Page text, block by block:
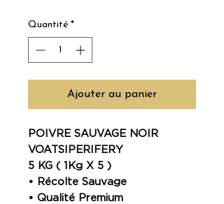
Quantité *
Ajouter au panier
POIVRE SAUVAGE NOIR
VOATSIPERIFERY
5 KG ( 1Kg X 5 )
• Récolte Sauvage
• Qualité Premium